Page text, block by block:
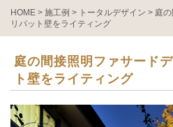
HOME > 施工例 > トータルデザイン > 庭
リパット壁をライティング
庭の間接照明ファサード
ト壁をライティング